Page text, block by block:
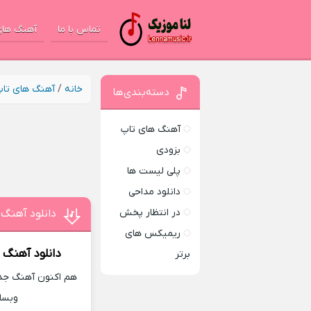
تماس با ما آهنگ
خانه /آهنگ های
دانلود
دانلود
هم اکنون آهنگ
دسته‌بندی‌ها
آهنگ های تاپ
بزودی
پلی لیست ها
دانلود مداحی
در انتظار پخش
ریمیکس های
برتر